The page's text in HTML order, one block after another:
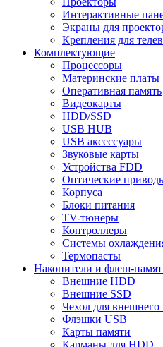
Интерактивные
Экраны для
Крепления для
Комплектующие
Процессоры
Материнские платы
Оперативная память
Видеокарты
HDD/SSD
USB HUB
USB аксессуары
Звуковые карты
Устройства FDD
Оптические
Корпуса
Блоки питания
TV-тюнеры
Контроллеры
Системы
Термопасты
Накопители и флеш-
Внешние HDD
Внешние SSD
Чехол для
Флэшки USB
Карты памяти
Карманы для HDD